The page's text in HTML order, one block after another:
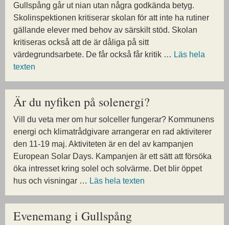
Gullspång går ut nian utan några godkända betyg.
Skolinspektionen kritiserar skolan för att inte ha rutiner
gällande elever med behov av särskilt stöd. Skolan
kritiseras också att de är dåliga på sitt
värdegrundsarbete. De får också får kritik … Läs hela
texten
Är du nyfiken på solenergi?
Vill du veta mer om hur solceller fungerar? Kommunens
energi och klimatrådgivare arrangerar en rad aktiviterer
den 11-19 maj. Aktiviteten är en del av kampanjen
European Solar Days. Kampanjen är ett sätt att försöka
öka intresset kring solel och solvärme. Det blir öppet
hus och visningar … Läs hela texten
Evenemang i Gullspång